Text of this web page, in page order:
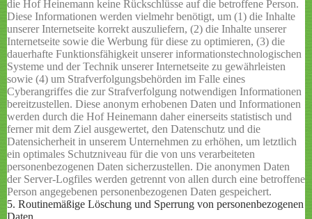
die Hof Heinemann keine Rückschlüsse auf die betroffene Person.
Diese Informationen werden vielmehr benötigt, um (1) die Inhalte
unserer Internetseite korrekt auszuliefern, (2) die Inhalte unserer
Internetseite sowie die Werbung für diese zu optimieren, (3) die
dauerhafte Funktionsfähigkeit unserer informationstechnologischen
Systeme und der Technik unserer Internetseite zu gewährleisten
sowie (4) um Strafverfolgungsbehörden im Falle eines
Cyberangriffes die zur Strafverfolgung notwendigen Informationen
bereitzustellen. Diese anonym erhobenen Daten und Informationen
werden durch die Hof Heinemann daher einerseits statistisch und
ferner mit dem Ziel ausgewertet, den Datenschutz und die
Datensicherheit in unserem Unternehmen zu erhöhen, um letztlich
ein optimales Schutzniveau für die von uns verarbeiteten
personenbezogenen Daten sicherzustellen. Die anonymen Daten
der Server-Logfiles werden getrennt von allen durch eine betroffene
Person angegebenen personenbezogenen Daten gespeichert.
5. Routinemäßige Löschung und Sperrung von personenbezogenen
Daten